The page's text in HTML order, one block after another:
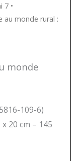
7 •
au monde rural :
monde
109-6)
20 cm – 145